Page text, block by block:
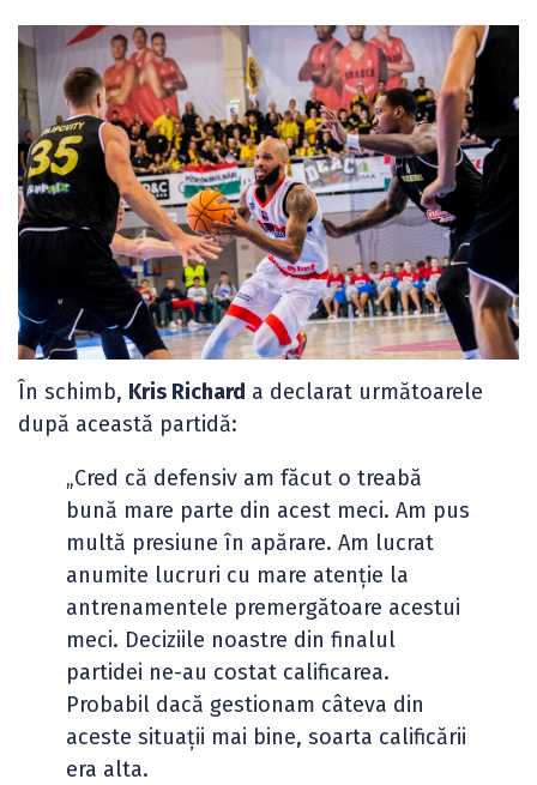
În schimb, Kris Richard a declarat următoarele
după această partidă:
„Cred că defensiv am făcut o treabă
bună mare parte din acest meci. Am pus
multă presiune în apărare. Am lucrat
anumite lucruri cu mare atenție la
antrenamentele premergătoare acestui
meci. Deciziile noastre din finalul
partidei ne-au costat calificarea.
Probabil dacă gestionam câteva din
aceste situații mai bine, soarta calificării
era alta.